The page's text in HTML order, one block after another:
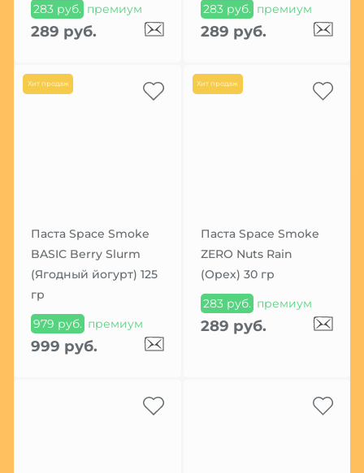
283 руб. премиум
289 руб.
283 руб. премиум
289 руб.
Хит продаж
Паста Space Smoke
BASIC Berry Slurm
(Ягодный йогурт) 125
гр
979 руб. премиум
999 руб.
Хит продаж
Паста Space Smoke
ZERO Nuts Rain
(Орех) 30 гр
283 руб. премиум
289 руб.